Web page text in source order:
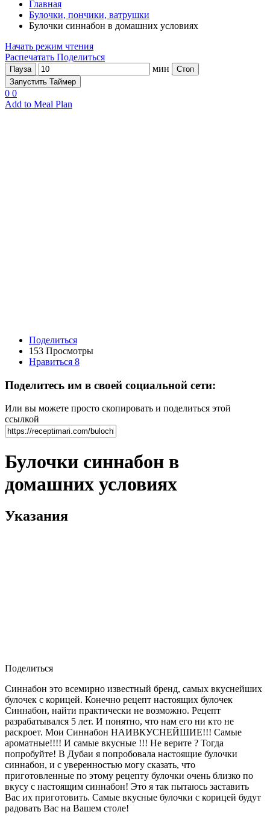
Главная
Булочки, пончики, ватрушки
Булочки синнабон в домашних условиях
Начать режим чтения
Распечатать Поделиться
Пауза мин
Стоп
Запустить Таймер
0 0
Add to Meal Plan
Поделиться
153 Просмотры
Нравиться 8
Поделитесь им в своей социальной сети:
Или вы можете просто скопировать и поделиться этой
ссылкой
Булочки синнабон в
домашних условиях
Указания
Поделиться
Синнабон это всемирно известный бренд, самых вкуснейших
булочек с корицей. Конечно рецепт настоящих булочек
Синнабон, найти практически не возможно. Рецепт
разрабатывался 5 лет. И понятно, что нам его ни кто не
раскроет. Мои Синнабон НАИВКУСНЕЙШИЕ!!! Самые
ароматные!!!! И самые вкусные !!! Не верите ? Тогда
попробуйте! В Дубаи я попробовала настоящие булочки
синнабон, и с уверенностью могу сказать, что
приготовленные по этому рецепту булочки очень близко по
вкусу с настоящим синнабон! Это я так пытаюсь заставить
Вас их приготовить. Самые вкусные булочки с корицей будут
радовать Вас на Вашем столе!